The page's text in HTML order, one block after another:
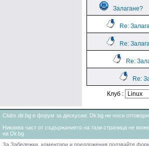
Залагане?
Re:
Re:
Re:
Re:
Клуб :
Clubs.dir.bg е форум за дискусии. Dir.bg не носи
Никаква част от съдържанието на тази страница не
на Dir.bg
За Забележки, коментари и предложения ползвайте